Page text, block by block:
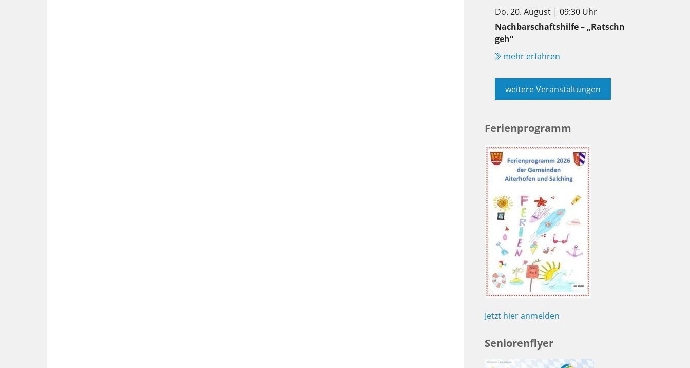
Do. 20. August | 09:30 Uhr
Nachbarschaftshilfe – „Ratschn
geh“
mehr erfahren
weitere Veranstaltungen
Ferienprogramm
Jetzt hier anmelden
Seniorenflyer